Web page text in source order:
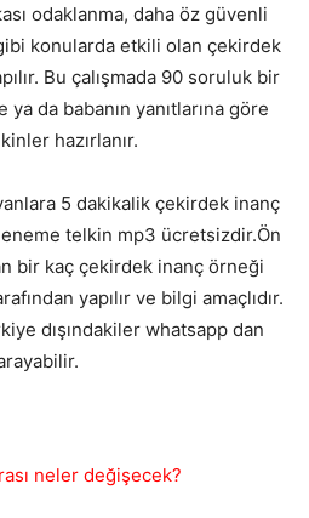
odaklanma, daha öz güvenli
konularda etkili olan çekirdek
Bu çalışmada 90 soruluk bir
da babanın yanıtlarına göre
hazırlanır.
5 dakikalik çekirdek inanç
telkin mp3 ücretsizdir.Ön
bir kaç çekirdek inanç örneği
yapılır ve bilgi amaçlıdır.
dışındakiler whatsapp dan
neler değişecek?